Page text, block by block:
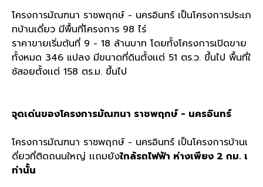
โครงการมัณฑนา ราชพฤกษ์ - นครอินทร์ เป็นโครงการประเภ
ทบ้านเดี่ยว มีพื้นที่โครงการ 98 ไร่
ราคาขายเริ่มต้นที่ 9 - 18 ล้านบาท โดยทั้งโครงการเปิดขาย
ทั้งหมด 346 แปลง มีขนาดที่ดินตั้งเเต่ 51 ตร.ว. ขึ้นไป พื้นที่ใ
ช้สอยตั้งเเต่ 158 ตร.ม. ขึ้นไป
จุดเด่นของโครงการมัณฑนา ราชพฤกษ์ - นครอินทร์
โครงการมัณฑนา ราชพฤกษ์ - นครอินทร์ เป็นโครงการบ้านเ
ดี่ยวที่ติดถนนใหญ่ เเถมยังใกล้รถไฟฟ้า ห่างเพียง 2 กม. เ
ท่านั้น